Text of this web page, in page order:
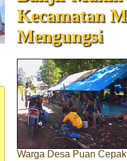
Kecamatan
Mengungsi
Warga Desa Puan Cepak